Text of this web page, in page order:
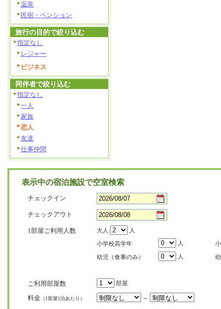
温泉
民宿・ペンション
旅行の目的で絞り込む
指定なし
レジャー
ビジネス
同伴者で絞り込む
指定なし
一人
家族
恋人
友達
仕事仲間
表示中の宿泊施設で空室検索
チェックイン
チェックアウト
1部屋ご利用人数 大人
人
小学校高学年
人
幼児（食事のみ）
人
ご利用部屋数 部屋
料金 （1部屋1泊あたり） ～